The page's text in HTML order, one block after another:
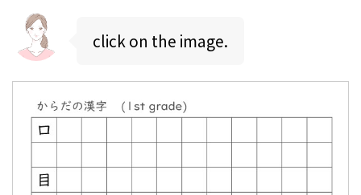
click on the image.